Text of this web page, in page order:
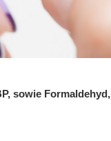
sowie Formaldehyd,